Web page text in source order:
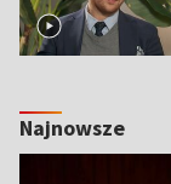
Najnowsze